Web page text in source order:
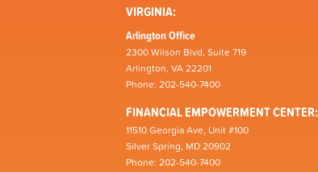
VIRGINIA:
Arlington Office
2300 Wilson Blvd, Suite 719
Arlington, VA 22201
Phone: 202-540-7400
FINANCIAL EMPOWERMENT CENTER:
11510 Georgia Ave, Unit #100
Silver Spring, MD 20902
Phone: 202-540-7400